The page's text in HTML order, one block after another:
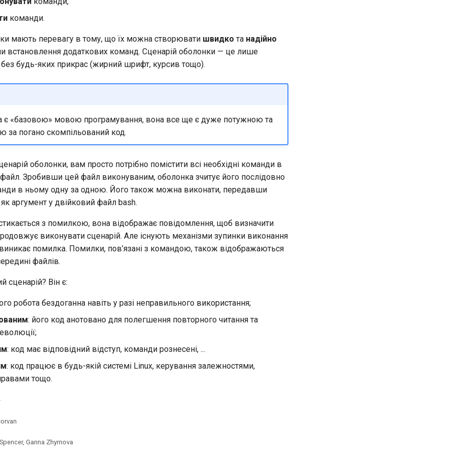
команди.
мають перевагу в тому, що їх можна створювати швидко та надійно
встановлення додаткових команд. Сценарій оболонки — це лише
будь-яких прикрас (жирний шрифт, курсив тощо).
є «базовою» мовою програмування, вона все ще є дуже потужною та
за погано скомпільований код.
оболонки, вам просто потрібно помістити всі необхідні команди в
Зробивши цей файл виконуваним, оболонка зчитує його послідовно
в ньому одну за одною. Його також можна виконати, передавши
аргумент у двійковий файл bash.
з помилкою, вона відображає повідомлення, щоб визначити
виконувати сценарій. Але існують механізми зупинки виконання
помилка. Помилки, пов’язані з командою, також відображаються
файлів.
сценарій? Він є:
робота бездоганна навіть у разі неправильного використання;
: його код анотовано для полегшення повторного читання та
: код має відповідний відступ, команди рознесені, ...
: код працює в будь-якій системі Linux, керування залежностями,
тощо.
Ganna Zhyrnova